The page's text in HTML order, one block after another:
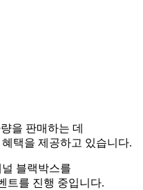
을 판매하는 데
택을 제공하고 있습니다.
블랙박스를
트를 진행 중입니다.